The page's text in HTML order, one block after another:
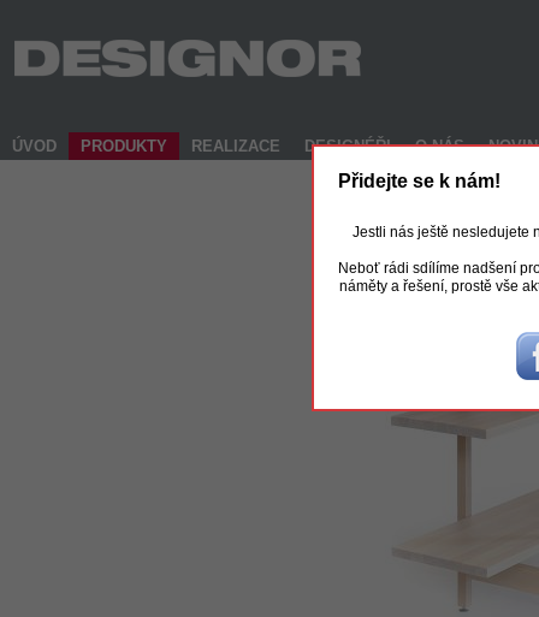
ÚVOD PRODUKTY REALIZACE DESIGNÉŘI O NÁS
Přidejte se k nám!
Jestli nás ještě nesledujete
Neboť rádi sdílíme nadšení
náměty a řešení, prostě vše